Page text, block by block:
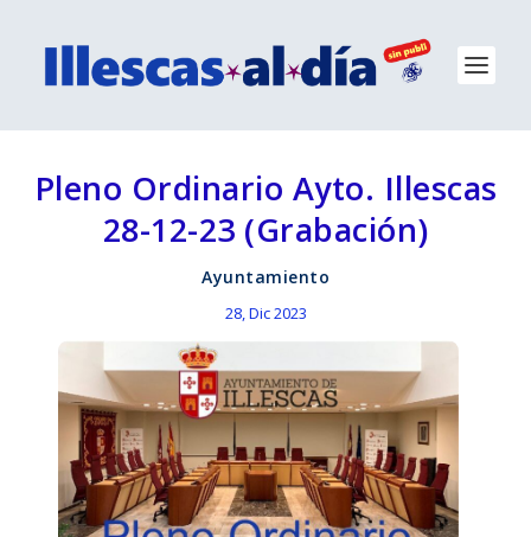
Pleno Ordinario Ayto. Illescas
28-12-23 (Grabación)
Ayuntamiento
28, Dic 2023